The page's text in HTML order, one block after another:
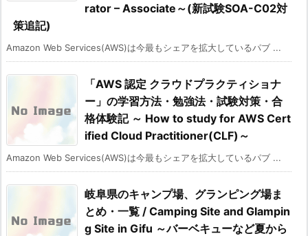
rator – Associate～(新試験SOA-C02対
策追記)
Amazon Web Services(AWS)は今最もシェアを拡大しているパブ ...
「AWS 認定 クラウドプラクティショナ
ー」の学習方法・勉強法・試験対策・合
格体験記 ～ How to study for AWS Cert
ified Cloud Practitioner(CLF)～
Amazon Web Services(AWS)は今最もシェアを拡大しているパブ ...
岐阜県のキャンプ場、グランピング場ま
とめ・一覧 / Camping Site and Glampin
g Site in Gifu ～バーベキューなど夏から